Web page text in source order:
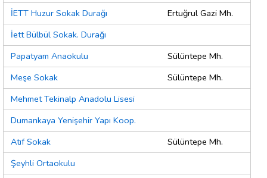
İETT Huzur Sokak Durağı
Ertuğrul Gazi Mh.
İett Bülbül Sokak. Durağı
Papatyam Anaokulu
Sülüntepe Mh.
Meşe Sokak
Sülüntepe Mh.
Mehmet Tekinalp Anadolu Lisesi
Dumankaya Yenişehir Yapı Koop.
Atıf Sokak
Sülüntepe Mh.
Şeyhli Ortaokulu